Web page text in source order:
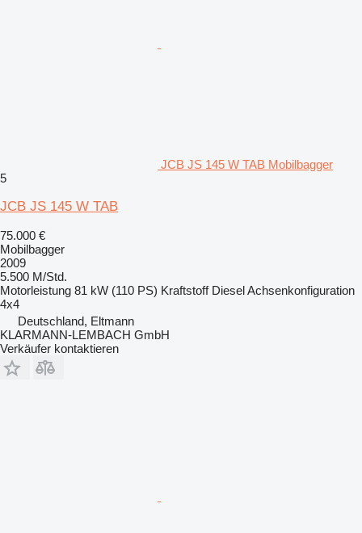
JCB JS 145 W TAB Mobilbagger
5
JCB JS 145 W TAB
75.000 €
Mobilbagger
2009
5.500 M/Std.
Motorleistung 81 kW (110 PS) Kraftstoff DieselAchsenkonfiguration
4x4
Deutschland, Eltmann
KLARMANN-LEMBACH GmbH
Verkäufer kontaktieren